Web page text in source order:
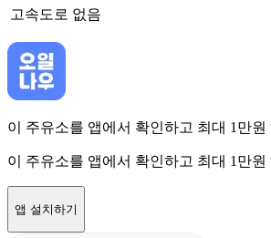
고속도로 없음
이 주유소를 앱에서 확인하고 최대 1만
이 주유소를 앱에서 확인하고 최대 1만
앱 설치하기